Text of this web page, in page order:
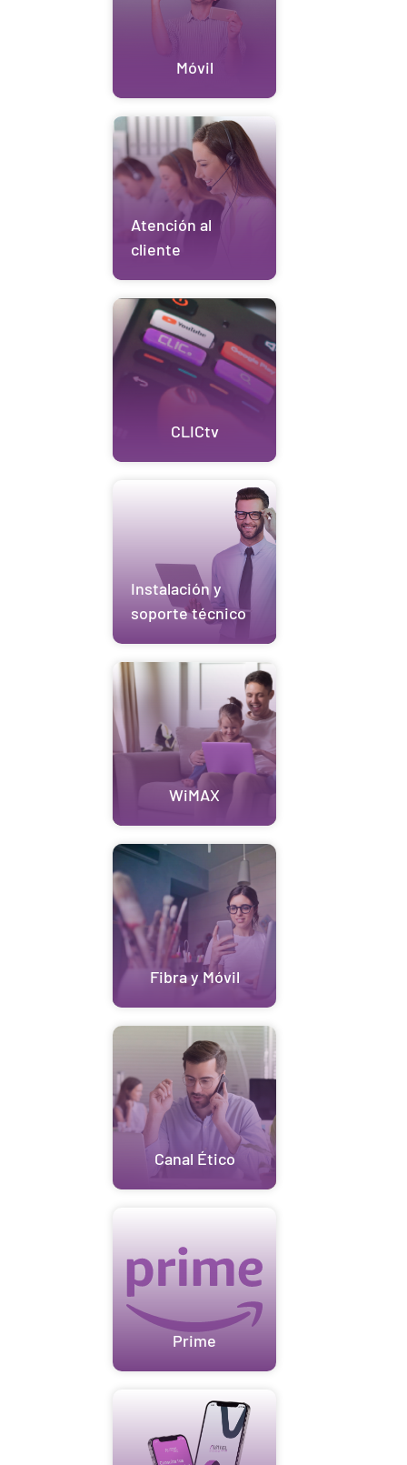
Móvil
Atención al
cliente
CLICtv
Instalación y
soporte técnico
WiMAX
Fibra y Móvil
Canal Ético
Prime